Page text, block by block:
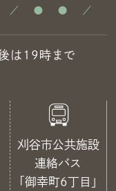
は19時まで
刈谷市公共施設
連絡バス
「御幸町6丁目」